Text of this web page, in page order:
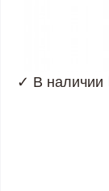
✓ В наличии